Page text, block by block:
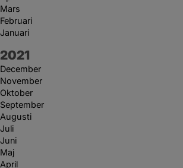
Mars
Februari
Januari
År:
2021
December
November
Oktober
September
Augusti
Juli
Juni
Maj
April